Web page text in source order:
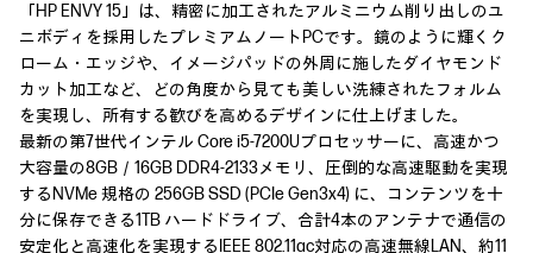
「HP ENVY 15」は、精密に加工されたアルミニウム削り出しのユ
ニボディを採用したプレミアムノートPCです。鏡のように輝くク
ローム・エッジや、イメージパッドの外周に施したダイヤモンド
カット加工など、どの角度から見ても美しい洗練されたフォルム
を実現し、所有する歓びを高めるデザインに仕上げました。
最新の第7世代インテル Core i5-7200Uプロセッサーに、高速かつ
大容量の8GB／16GB DDR4-2133メモリ、圧倒的な高速駆動を実現
するNVMe 規格の 256GB SSD (PCIe Gen3x4) に、コンテンツを十
分に保存できる1TB ハードドライブ、合計4本のアンテナで通信の
安定化と高速化を実現するIEEE 802.11ac対応の高速無線LAN、約11